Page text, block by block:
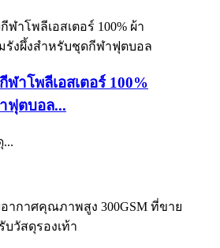
าโพลีเอสเตอร์ 100%
ฟุตบอล...